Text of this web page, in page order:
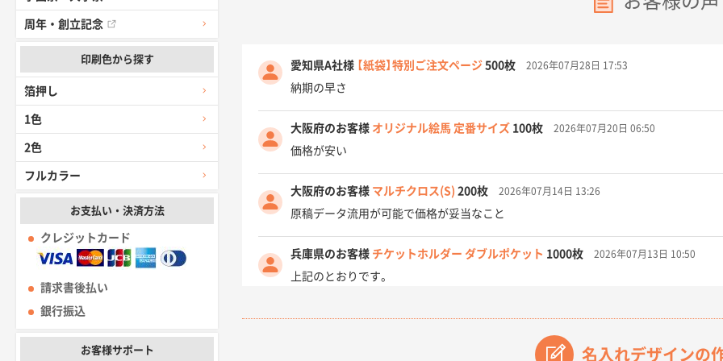
周年・創立記念
印刷色から探す
箔押し
1色
2色
フルカラー
お支払い・決済方法
クレジットカード
請求書後払い
銀行振込
お客様サポート
愛知県A社様 【紙袋】特別ご注文ページ 500枚 2026年07月28日 17:53
納期の早さ
大阪府のお客様 オリジナル絵馬 定番サイズ 100枚 2026年07月20日 06:50
価格が安い
大阪府のお客様 マルチクロス(S) 200枚 2026年07月14日 13:26
原稿データ流用が可能で価格が妥当なこと
兵庫県のお客様 チケットホルダー ダブルポケット 1000枚 2026年07月13日 10:50
上記のとおりです。
愛知県I社様 【オーダー商品】特別ご注文ページ043000枚 2026年07月03日 09:23
名入れデザインの